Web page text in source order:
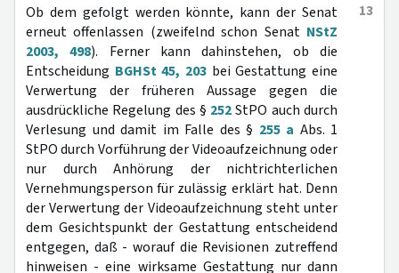
13
Ob dem gefolgt werden könnte, kann der Senat
erneut offenlassen (zweifelnd schon Senat NStZ
2003, 498). Ferner kann dahinstehen, ob die
Entscheidung BGHSt 45, 203 bei Gestattung eine
Verwertung der früheren Aussage gegen die
ausdrückliche Regelung des § 252StPO auch durch
Verlesung und damit im Falle des § 255 a Abs. 1
StPO durch Vorführung der Videoaufzeichnung oder
nur durch Anhörung der nichtrichterlichen
Vernehmungsperson für zulässig erklärt hat. Denn
der Verwertung der Videoaufzeichnung steht unter
dem Gesichtspunkt der Gestattung entscheidend
entgegen, daß - worauf die Revisionen zutreffend
hinweisen - eine wirksame Gestattung nur dann